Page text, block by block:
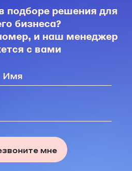
решения для
бизнеса?
и наш менеджер
с вами
мне